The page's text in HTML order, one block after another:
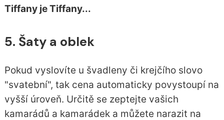
Tiffany je Tiffany...
5. Šaty a oblek
Pokud vyslovíte u švadleny či krejčího slovo
"svatební", tak cena automaticky povystoupí na
vyšší úroveň. Určitě se zeptejte vašich
kamarádů a kamarádek a můžete narazit na